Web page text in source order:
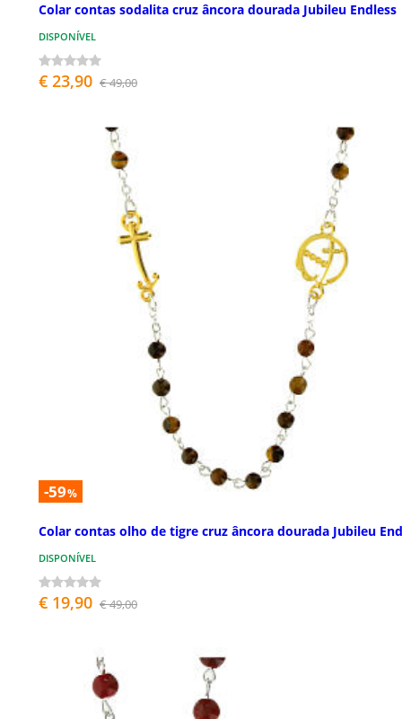
Colar contas sodalita cruz âncora dourada Jubileu Endless
DISPONÍVEL
€ 23,90 € 49,00
-59%
Colar contas olho de tigre cruz âncora dourada Jubileu
DISPONÍVEL
€ 19,90 € 49,00